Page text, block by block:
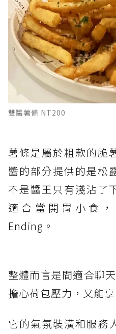
雙醬薯條 NT200
薯條是屬於粗款的脆
醬的部分提供的是松
不是醬王只有淺沾了
適合當開胃小食
Ending。
整體而言是間適合聊
擔心荷包壓力，又能
它的氣氛裝潢和服務